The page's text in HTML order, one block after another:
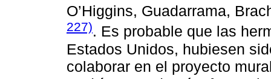
O’Higgins, Guadarrama,
227). Es probable que las
Estados Unidos, hubiesen
colaborar en el proyecto